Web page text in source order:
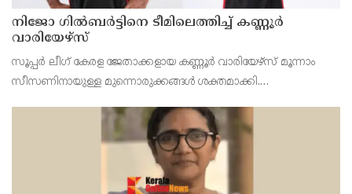
നിജോ ഗിൽബർട്ടിനെ ടീമിലെത്തിച്ച് കണ്ണൂർ
വാരിയേഴ്സ്
സൂപ്പർ ലീഗ് കേരള ജേതാക്കളായ കണ്ണൂർ വാരിയേഴ്‌സ് മൂന്നാം
സീസണിനായുള്ള മുന്നൊരുക്കങ്ങൾ ശക്തമാക്കി.
കണ്ണൂരിന്റെ യുവ പ്രതിരോധതാരം സച്ചിൻ സുനിലിനെയും ടീമിലെ